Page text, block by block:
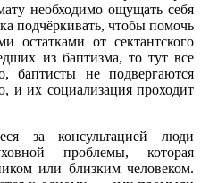
необходимо ощущать себя
подчёркивать, чтобы помочь
остатками от сектантского
из баптизма, то тут все
баптисты не подвергаются
и их социализация проходит
за консультацией люди
проблемы, которая
или близким человеком.